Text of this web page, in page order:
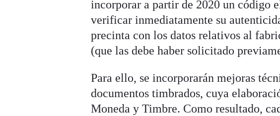
incorporar a partir de 2020 un código
verificar inmediatamente su
precinta con los datos relativos al
(que las debe haber solicitado
Para ello, se incorporarán mejoras
documentos timbrados, cuya
Moneda y Timbre. Como resultado,